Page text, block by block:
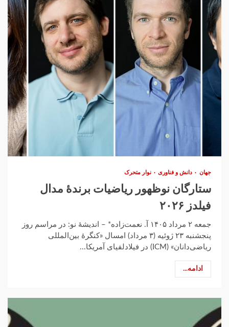
جهان دانش و فناوری نوار متحرک
ستارگان نوظهور ریاضیات برندهٔ مدال
فیلدز ۲۰۲۶
جمعه ۲ مرداد ۱۴۰۵ آ. نعمت‌زاده* – اندیشهٔ نو: در مراسم روز
پنجشنبه ۲۳ ژوئیه (۳ مرداد) امسال «کنگرهٔ بین‌المللی
ریاضی‌دانان» (‏ICM‏) در فیلادلفیای آمریکا...
ادامه...